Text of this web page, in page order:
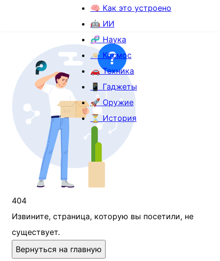
🧠 Как это устроено
🤖 ИИ
🧬 Наука
🪐 Космос
🚗 Техника
📱 Гаджеты
🚀 Оружие
⏳ История
404
Извините, страница, которую вы посетили, не
существует.
Вернуться на главную